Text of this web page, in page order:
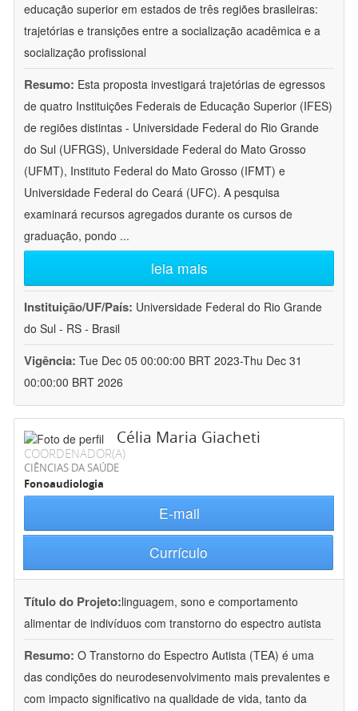
educação superior em estados de três regiões brasileiras:
trajetórias e transições entre a socialização acadêmica e a
socialização profissional
Resumo: Esta proposta investigará trajetórias de egressos
de quatro Instituições Federais de Educação Superior (IFES)
de regiões distintas - Universidade Federal do Rio Grande
do Sul (UFRGS), Universidade Federal do Mato Grosso
(UFMT), Instituto Federal do Mato Grosso (IFMT) e
Universidade Federal do Ceará (UFC). A pesquisa
examinará recursos agregados durante os cursos de
graduação, pondo ...
leia mais
Instituição/UF/País: Universidade Federal do Rio Grande
do Sul - RS - Brasil
Vigência: Tue Dec 05 00:00:00 BRT 2023-Thu Dec 31
00:00:00 BRT 2026
Célia Maria Giacheti
COORDENADOR(A)
CIÊNCIAS DA SAÚDE
Fonoaudiologia
E-mail
Currículo
Título do Projeto:linguagem, sono e comportamento
alimentar de indivíduos com transtorno do espectro autista
Resumo: O Transtorno do Espectro Autista (TEA) é uma
das condições do neurodesenvolvimento mais prevalentes e
com impacto significativo na qualidade de vida, tanto da